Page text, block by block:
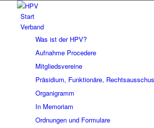
Start
Verband
Was ist der HPV?
Aufnahme Procedere
Mitgliedsvereine
Präsidium, Funktionäre,
Organigramm
In Memoriam
Ordnungen und Formulare